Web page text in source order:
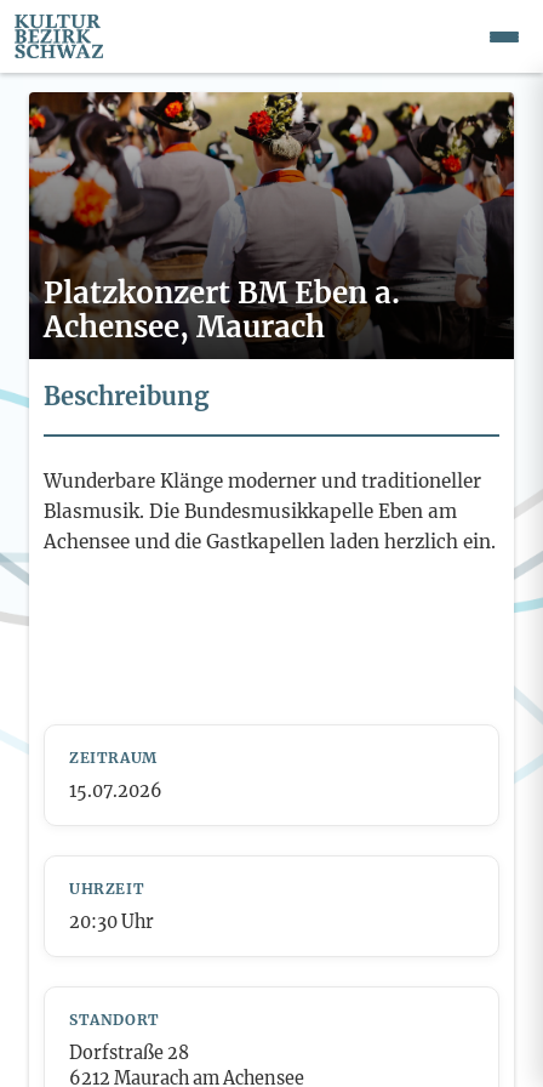
Platzkonzert BM Eben a.
Achensee, Maurach
Beschreibung
Wunderbare Klänge moderner und traditioneller
Blasmusik. Die Bundesmusikkapelle Eben am
Achensee und die Gastkapellen laden herzlich ein.
ZEITRAUM
15.07.2026
UHRZEIT
20:30Uhr
STANDORT
Dorfstraße 28
6212 Maurach am Achensee